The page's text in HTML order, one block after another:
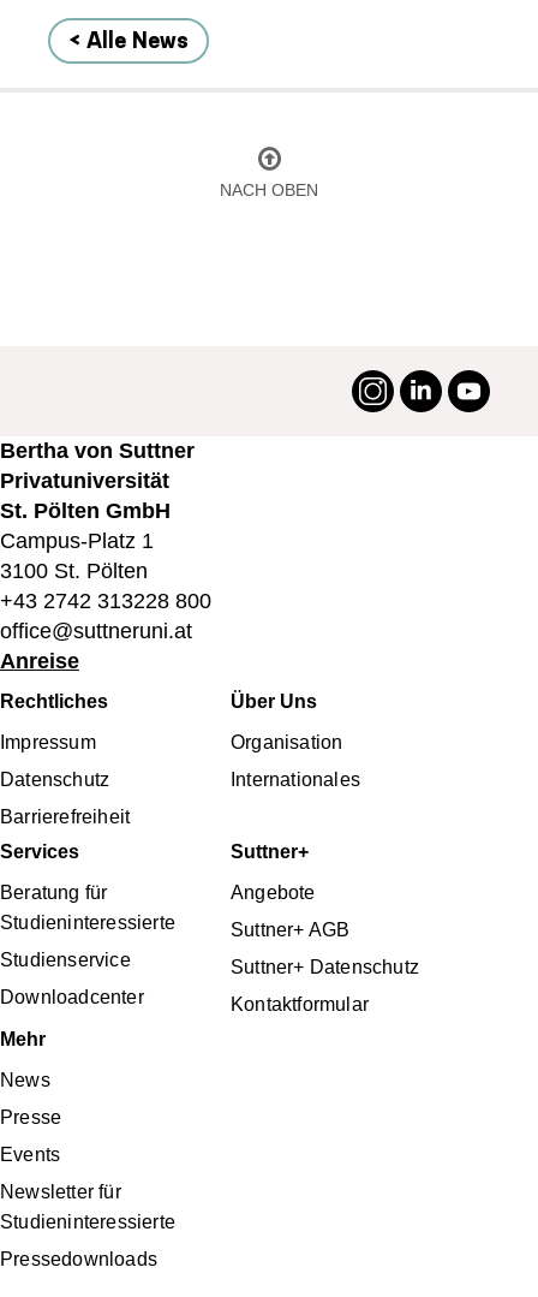
< Alle News
NACH OBEN
#suttneruni
Instagram
LinkedIn
Bertha von Suttner
Privatuniversität
St. Pölten GmbH
Campus-Platz 1
3100 St. Pölten
+43 2742 313228 800
office@suttneruni.at
Anreise
Fußbereichsmenü
Rechtliches
Impressum
Datenschutz
Barrierefreiheit
Über Uns
Organisation
Internationales
Services
Beratung für
Studieninteressierte
Studienservice
Downloadcenter
Suttner+
Angebote
Suttner+ AGB
Suttner+ Datenschutz
Kontaktformular
Mehr
News
Presse
Events
Newsletter für
Studieninteressierte
Pressedownloads